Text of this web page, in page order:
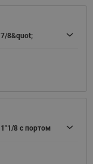
8&quot;
8 с портом